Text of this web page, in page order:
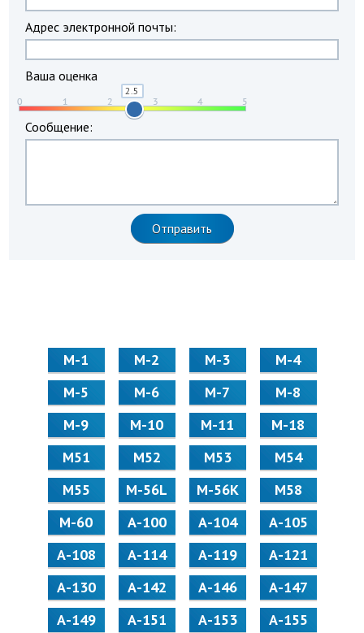
Адрес электронной почты:
Ваша оценка
Сообщение:
М-1 М-2 М-3
М-4
М-5
М-6 М-7
М-8
М-9
М-10 М-11
М-18
М51
М52 М53
М54
М55
M-56L M-56K
М58
M-60
А-100 А-104
А-105
А-108
А-114 А-119
А-121
А-130
А-142 А-146
А-147
А-149
А-151 А-153
А-155